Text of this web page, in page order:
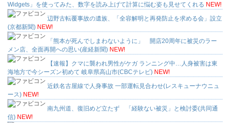
Widgets」を使ってみた、数字を読み上げて計算に悩む姿も見せてくれる NEW!
辺野古転覆事故の遺族、「全容解明と再発防止を求める会」設立
(京都新聞) NEW!
「熊本が死んでしまわないように」 開店20周年に被災のラー
メン店、全面再開への思い(産経新聞) NEW!
【速報】クマに襲われ男性がケガ ランニング中…人身被害は東
海地方で今シーズン初めて 岐阜県高山市(CBCテレビ) NEW!
近鉄名古屋線で人身事故 一部運転見合わせ(レスキューナウニュ
ース) NEW!
南九州道、復旧めど立たず 「経験ない被災」と検討委(共同通
信) NEW!